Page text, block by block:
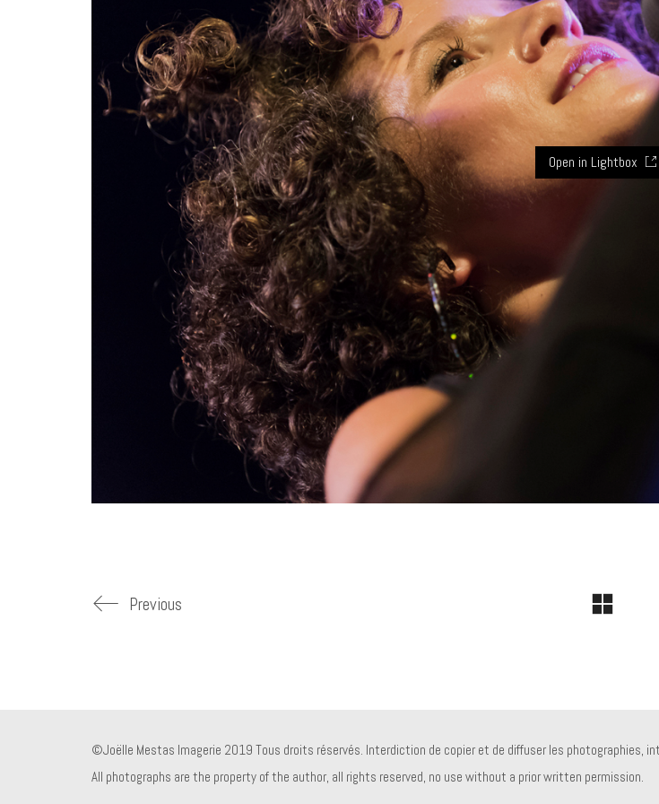
Open in Lightbox
Previous
©Joëlle Mestas Imagerie 2019 Tous droits réservés. Interdiction de copier et de diffuser les photographies,
All photographs are the property of the author, all rights reserved, no use without a prior written permission.